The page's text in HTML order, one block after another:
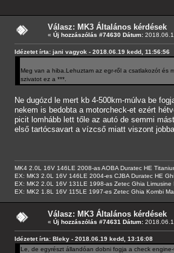
Válasz: MK3 Általános kérdések
« Új hozzászólás #74630 Dátum:
Idézetet írta: jani vagyok - 2018.06.19 kedd, 11:56:56
Meg van a hiba.Lehuztam az egr-ről a csatlakozót és
szivatot ez a ***.
Ne dugózd le mert kb 4-500km-múlva be
nekem is bedobta a motorcheck-et ezért
picit lomhább lett tőle az autó de semmi
első tartócsavart a vízcső miatt viszont
MK4 2.0L 16V 146LE 2008-as AOBA Duratec HE
EX: MK3 2.0L 16V 146LE 2004-es CJBA Duratec HE
EX: MK2 2.0L 16V 131LE 1998-as Zetec Ghia Limusine
EX: MK2 1.8L 16V 115LE 1997-es Zetec Ghia Kombi
Válasz: MK3 Általános kérdések
« Új hozzászólás #74631 Dátum:
Idézetet írta: Bleky - 2018.06.19 kedd, 13:16:08
Le, de egyrészt állandóan dobni fogja a check